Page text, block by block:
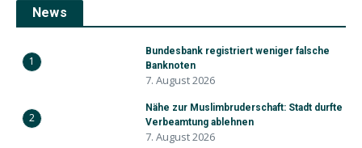
News
1
Bundesbank registriert weniger falsche
Banknoten
7. August 2026
2
Nähe zur Muslimbruderschaft: Stadt durfte
Verbeamtung ablehnen
7. August 2026